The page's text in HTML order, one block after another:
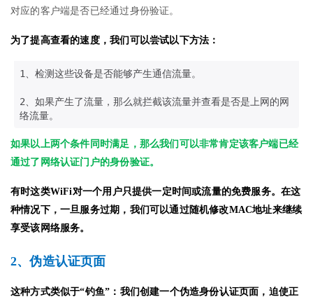
对应的客户端是否已经通过身份验证。
为了提高查看的速度，我们可以尝试以下方法：
1、检测这些设备是否能够产生通信流量。
2、如果产生了流量，那么就拦截该流量并查看是否是上网的网
络流量。
如果以上两个条件同时满足，那么我们可以非常肯定该客户端已经
通过了网络认证门户的身份验证。
有时这类WiFi对一个用户只提供一定时间或流量的免费服务。在这
种情况下，一旦服务过期，我们可以通过随机修改MAC地址来继续
享受该网络服务。
2、伪造认证页面
这种方式类似于“钓鱼”：我们创建一个伪造身份认证页面，迫使正